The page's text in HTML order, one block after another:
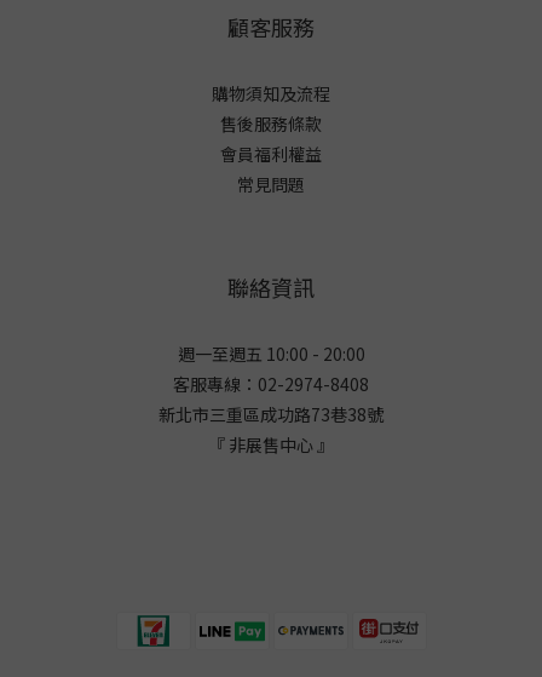
顧客服務
購物須知及流程
售後服務條款
會員福利權益
常見問題
聯絡資訊
週一至週五 10:00 - 20:00
客服專線：02-2974-8408
新北市三重區成功路73巷38號
『 非展售中心 』